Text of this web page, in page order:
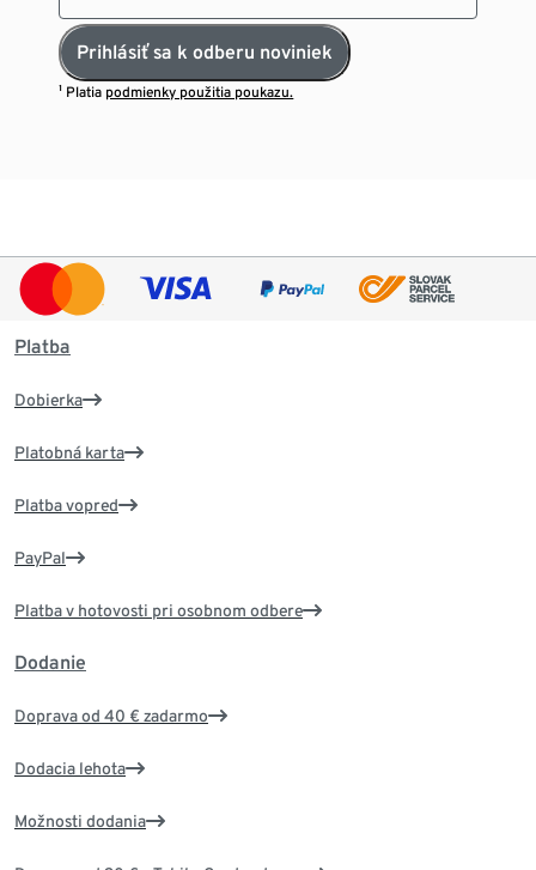
Prihlásiť sa k odberu noviniek
¹ Platia podmienky použitia poukazu.
Platba
Dobierka
Platobná karta
Platba vopred
PayPal
Platba v hotovosti pri osobnom odbere
Dodanie
Doprava od 40 € zadarmo
Dodacia lehota
Možnosti dodania